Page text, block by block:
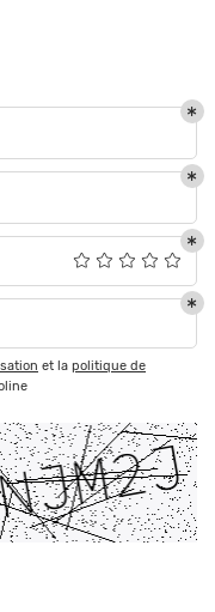
Une
propositions commerciales à
désinscrire à tout moment en
et la politique de